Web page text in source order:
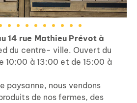
14 rue Mathieu Prévot à
du centre- ville. Ouvert du
10:00 à 13:00 et de 15:00 à
paysanne, nous vendons
de nos fermes, des